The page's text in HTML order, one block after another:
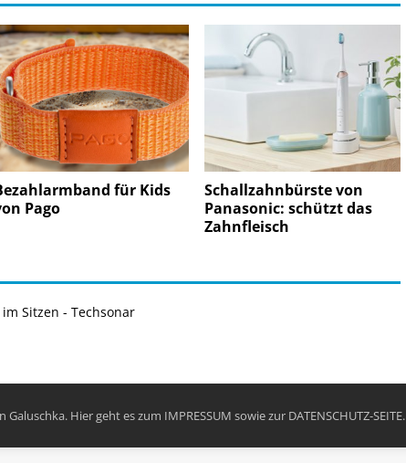
für Kids
Pago
Schallzahnbürste von
Panasonic: schützt das
Zahnfleisch
Sitzen - Techsonar
Galuschka. Hier geht es zum IMPRESSUM sowie zur DATENSCHUTZ-SEITE.